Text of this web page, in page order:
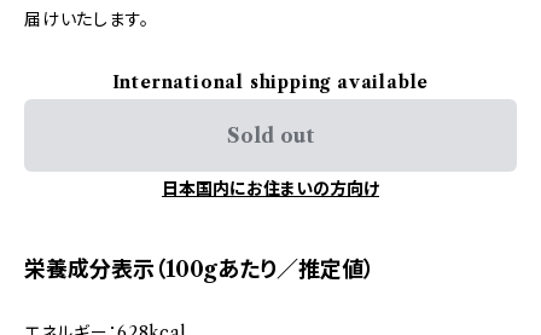
届けいたします。
International shipping available
Sold out
日本国内にお住まいの方向け
栄養成分表示（100gあたり／推定値）